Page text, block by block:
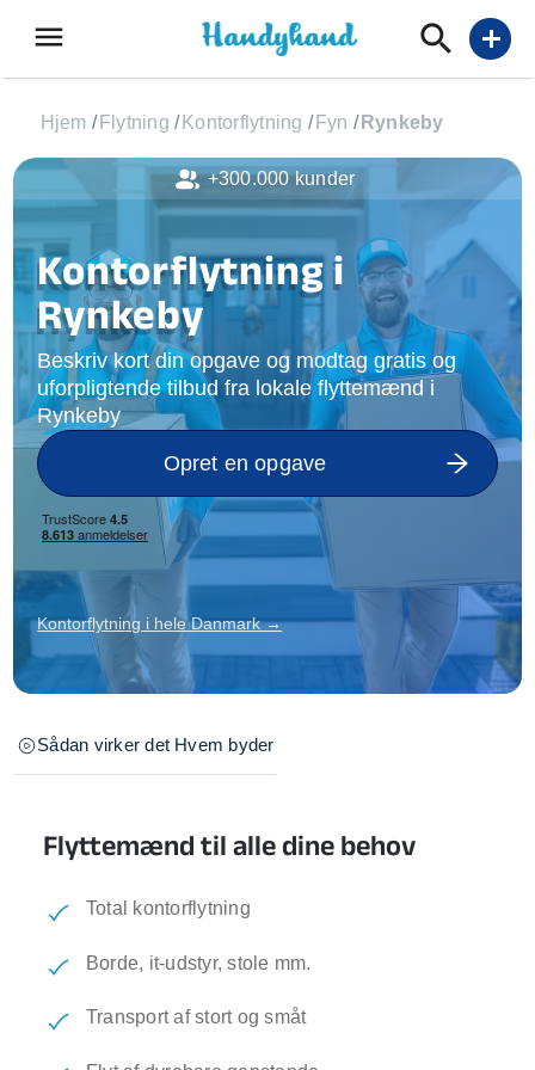
menu add
Hjem / Flytning / Kontorflytning / Fyn / Rynkeby
Kontorflytning i
Rynkeby
Beskriv kort din opgave og modtag gratis og
uforpligtende tilbud fra lokale flyttemænd i
Rynkeby
Opret en opgave
Kontorflytning i hele Danmark →
Sådan virker det Hvem byder
Flyttemænd til alle dine behov
Total kontorflytning
Borde, it-udstyr, stole mm.
Transport af stort og småt
+300.000 kunder